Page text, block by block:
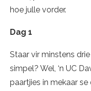
hoe julle vorder.
Dag 1
Staar vir minstens
simpel? Wel, ‘n UC
paartjies in mekaar se